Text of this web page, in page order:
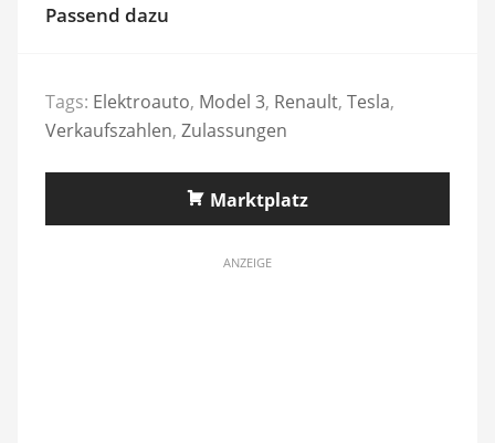
Passend dazu
Tags: Elektroauto, Model 3, Renault, Tesla,
Verkaufszahlen, Zulassungen
Marktplatz
ANZEIGE